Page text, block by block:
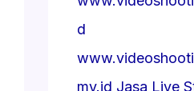
d
my.id Jasa Live